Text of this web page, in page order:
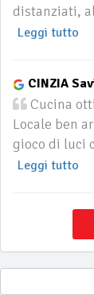
distanziati,
Leggi tutto
CINZIA
Cucina
Locale ben
gioco di luci
Leggi tutto